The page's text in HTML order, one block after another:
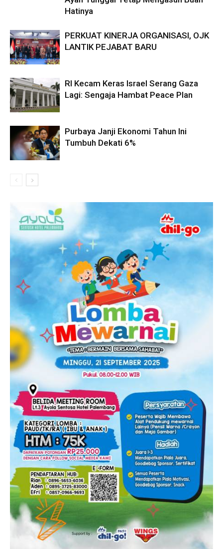
Hatinya
PERKUAT KINERJA ORGANISASI, OJK
LANTIK PEJABAT BARU
RI Kecam Keras Israel Serang Gaza
Lagi: Sengaja Hambat Peace Plan
Purbaya Janji Ekonomi Tahun Ini
Tumbuh Dekati 6%